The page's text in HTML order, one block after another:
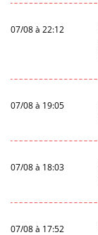
07/08 à 22:12
07/08 à 19:05
07/08 à 18:03
07/08 à 17:52